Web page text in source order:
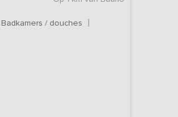
Badkamers / douches